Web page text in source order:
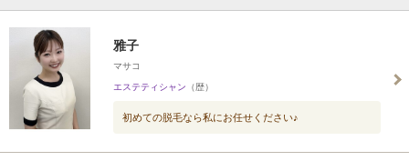
雅子
マサコ
エステティシャン （歴）
初めての脱毛なら私にお任せください♪